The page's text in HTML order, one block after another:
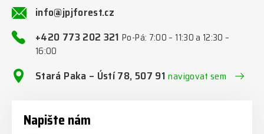
info@jpjforest.cz
+420 773 202 321Po-Pá: 7:00 – 11:30 a 12:30 –
16:00
Stará Paka – Ústí 78, 507 91navigovat sem
Napište nám